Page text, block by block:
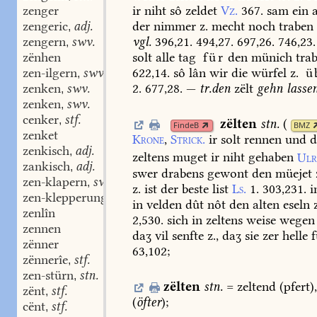
zenger
zengeric, adj.
zengern, swv.
zënhen
zen-ilgern, swv.
zenken, swv.
zenken, swv.
cenker, stf.
zenket
zenkisch, adj.
zankisch, adj.
zen-klapern, swv. stn.
zen-klepperunge
zenlîn
zennen
zënner
zënnerîe, stf.
zen-stürn, stn.
zënt, stf.
cënt, stf.
ir niht sô zeldet Vz. 367. sam ein
der nimmer z. mecht noch traben
vgl. 396,21. 494,27. 697,26. 746,23.
solt alle tag für denmünich
622,14. sô lân wir die würfel z.
2. 677,28. — tr.den zëlt gehn
FindeB zëlten stn. ( BMZ
Krone, Strick. ir solt rennen und
zeltens muget ir niht gehaben
swer drabens gewont den müejet
z. ist der beste list Ls. 1. 303,231.
in velden dût nôt den alten eseln
2,530. sich in zeltens weise wegen
daʒ vil senfte z., daʒ sie zer helle
63,102;
zëlten stn. =zeltend(pfert),
(öfter);